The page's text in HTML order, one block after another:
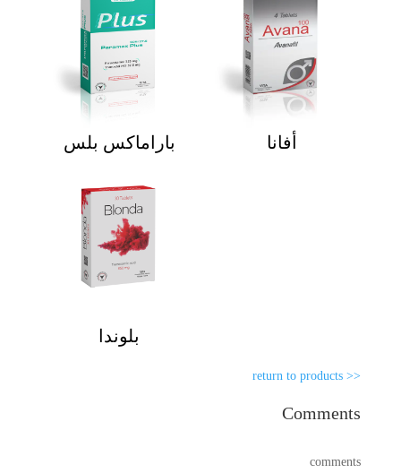
باراماكس بلس أفانا
بلوندا
<< return to products
Comments
comments